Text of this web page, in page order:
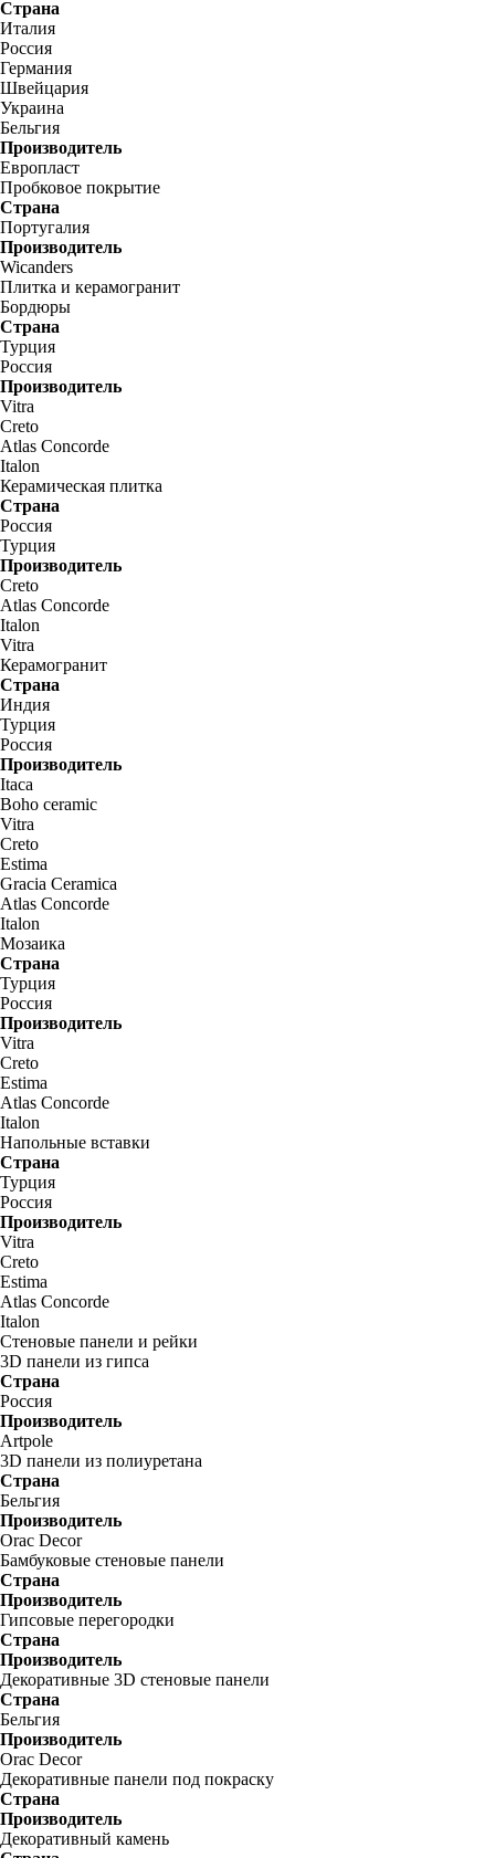
Страна
Италия
Россия
Германия
Швейцария
Украина
Бельгия
Производитель
Европласт
Пробковое покрытие
Страна
Португалия
Производитель
Wicanders
Плитка и керамогранит
Бордюры
Страна
Турция
Россия
Производитель
Vitra
Creto
Atlas Concorde
Italon
Керамическая плитка
Страна
Россия
Турция
Производитель
Creto
Atlas Concorde
Italon
Vitra
Керамогранит
Страна
Индия
Турция
Россия
Производитель
Itaca
Boho ceramic
Vitra
Creto
Estima
Gracia Ceramica
Atlas Concorde
Italon
Мозаика
Страна
Турция
Россия
Производитель
Vitra
Creto
Estima
Atlas Concorde
Italon
Напольные вставки
Страна
Турция
Россия
Производитель
Vitra
Creto
Estima
Atlas Concorde
Italon
Стеновые панели и рейки
3D панели из гипса
Страна
Россия
Производитель
Artpole
3D панели из полиуретана
Страна
Бельгия
Производитель
Orac Decor
Бамбуковые стеновые панели
Страна
Производитель
Гипсовые перегородки
Страна
Производитель
Декоративные 3D стеновые панели
Страна
Бельгия
Производитель
Orac Decor
Декоративные панели под покраску
Страна
Производитель
Декоративный камень